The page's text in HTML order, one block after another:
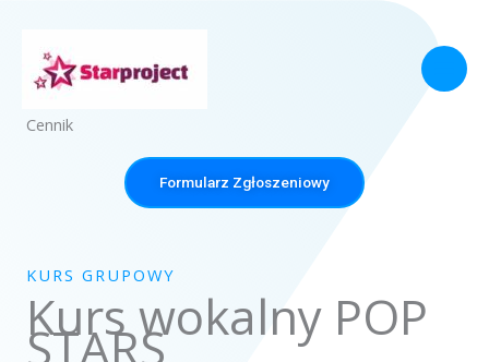
treści
Cennik
Formularz Zgłoszeniowy
KURS GRUPOWY
Kurs wokalny POP
STARS